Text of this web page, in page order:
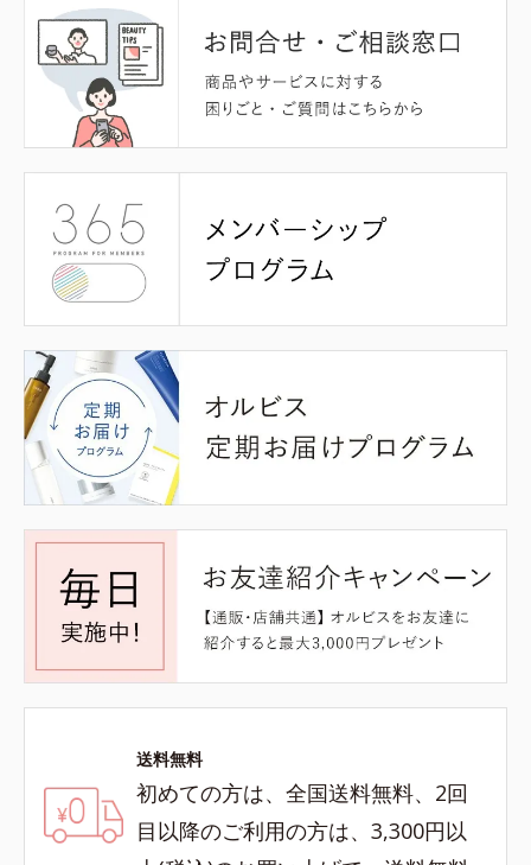
送料無料
初めての方は、全国送料無料、2回
目以降のご利用の方は、3,300円以